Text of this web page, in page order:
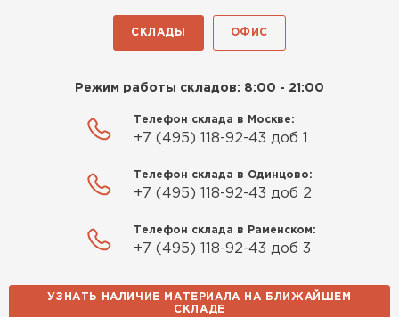
СКЛАДЫ ОФИС
Режим работы складов: 8:00 - 21:00
Телефон склада в Москве:
+7 (495) 118-92-43 доб 1
Телефон склада в Одинцово:
+7 (495) 118-92-43 доб 2
Телефон склада в Раменском:
+7 (495) 118-92-43 доб 3
УЗНАТЬ НАЛИЧИЕ МАТЕРИАЛА НА БЛИЖАЙШЕМ
СКЛАДЕ